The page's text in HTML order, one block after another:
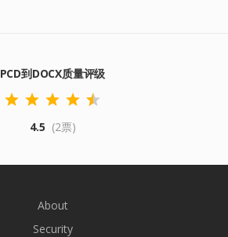
PCD到DOCX质量评级
4.5 (2票)
About
Security